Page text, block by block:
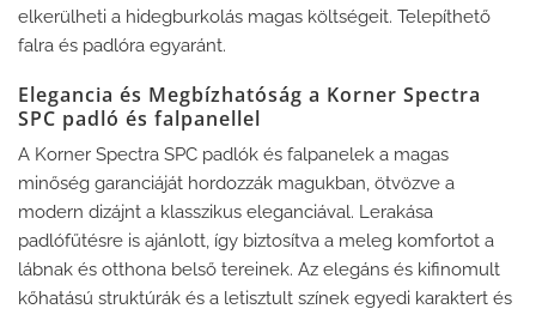
elkerülheti a hidegburkolás magas költségeit. Telepíthető
falra és padlóra egyaránt.
Elegancia és Megbízhatóság a Korner Spectra
SPC padló és falpanellel
A Korner Spectra SPC padlók és falpanelek a magas
minőség garanciáját hordozzák magukban, ötvözve a
modern dizájnt a klasszikus eleganciával. Lerakása
padlófűtésre is ajánlott, így biztosítva a meleg komfortot a
lábnak és otthona belső tereinek. Az elegáns és kifinomult
kőhatású struktúrák és a letisztult színek egyedi karaktert és